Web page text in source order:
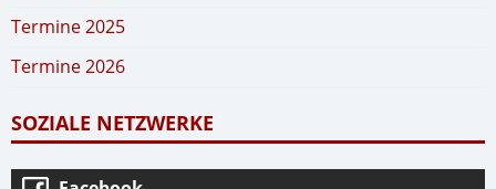
Termine 2025
Termine 2026
SOZIALE NETZWERKE